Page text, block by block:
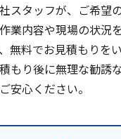
スタッフが、ご希望
業内容や現場の状況
無料でお見積もりを
もり後に無理な勧誘
安心ください。